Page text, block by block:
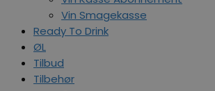
Vin Smagekasse
Ready To Drink
ØL
Tilbud
Tilbehør